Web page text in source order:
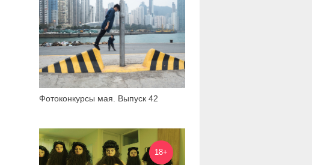
Фотоконкурсы мая. Выпуск 42
18+
6 580